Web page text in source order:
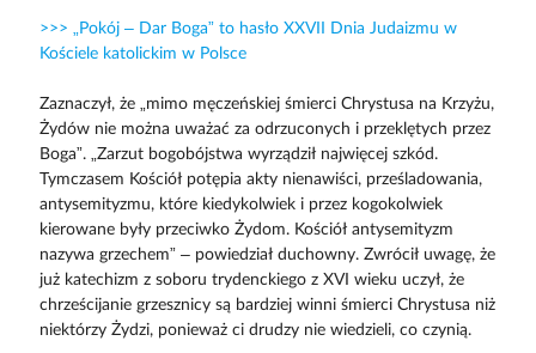
>>> „Pokój – Dar Boga” to hasło XXVII Dnia Judaizmu w
Kościele katolickim w Polsce
Zaznaczył, że „mimo męczeńskiej śmierci Chrystusa na Krzyżu,
Żydów nie można uważać za odrzuconych i przeklętych przez
Boga”. „Zarzut bogobójstwa wyrządził najwięcej szkód.
Tymczasem Kościół potępia akty nienawiści, prześladowania,
antysemityzmu, które kiedykolwiek i przez kogokolwiek
kierowane były przeciwko Żydom. Kościół antysemityzm
nazywa grzechem” – powiedział duchowny. Zwrócił uwagę, że
już katechizm z soboru trydenckiego z XVI wieku uczył, że
chrześcijanie grzesznicy są bardziej winni śmierci Chrystusa niż
niektórzy Żydzi, ponieważ ci drudzy nie wiedzieli, co czynią.